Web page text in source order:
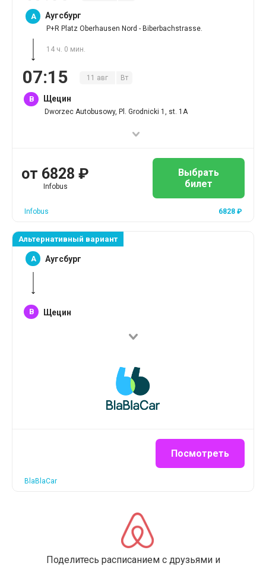
A Аугсбург
P+R Platz Oberhausen Nord - Biberbachstrasse.
14 ч. 0 мин.
07:15 11 авг Вт
B Щецин
Dworzec Autobusowy, Pl. Grodnicki 1, st. 1A
от 6828 ₽
Infobus
Выбрать
билет
Infobus 6828 ₽
Альтернативный вариант
A Аугсбург
B Щецин
Посмотреть
BlaBlaCar
Поделитесь расписанием с друзьями и